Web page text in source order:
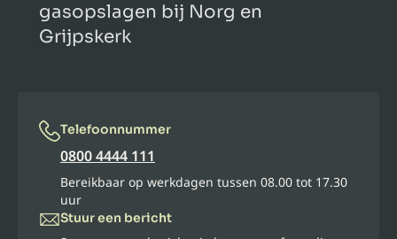
gasopslagen bij Norg en
Grijpskerk
Telefoonnummer
0800 4444 111
Bereikbaar op werkdagen tussen 08.00 tot 17.30
uur
Stuur een bericht